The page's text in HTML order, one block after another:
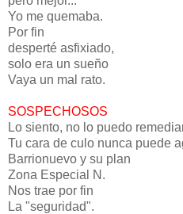
Yo me quemaba.
Por fin
desperté asfixiado,
solo era un sueño
Vaya un mal rato.
SOSPECHOSOS
Lo siento, no lo puedo
Tu cara de culo nunca puede
Barrionuevo y su plan
Zona Especial N.
Nos trae por fin
La "seguridad".